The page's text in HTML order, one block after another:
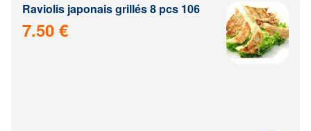
Raviolis japonais grillés 8 pcs 106
7.50 €